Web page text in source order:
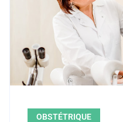
OBSTÉTRIQUE